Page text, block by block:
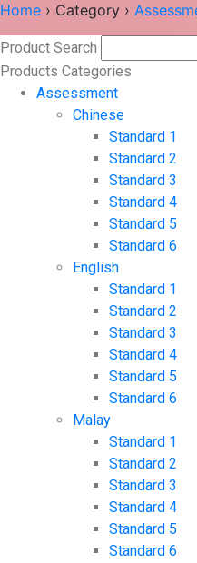
Home › Category ›
Product Search
Products Categories
Assessment
Chinese
Standard 1
Standard 2
Standard 3
Standard 4
Standard 5
Standard 6
English
Standard 1
Standard 2
Standard 3
Standard 4
Standard 5
Standard 6
Malay
Standard 1
Standard 2
Standard 3
Standard 4
Standard 5
Standard 6